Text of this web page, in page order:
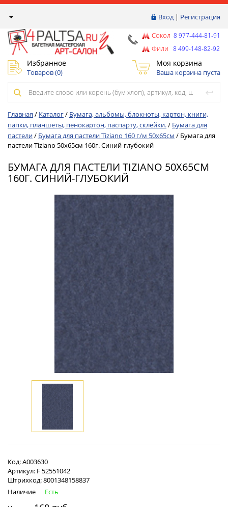
Вход| Регистрация
Сокол 8 977-444-81-91
Фили 8 499-148-82-92
Избранное
Товаров (0)
Моя корзина
Ваша корзина пуста
Главная / Каталог/ Бумага, альбомы, блокноты, картон, книги,
папки, планшеты, пенокартон, паспарту, склейки./ Бумага для
пастели/ Бумага для пастели Tiziano 160 г/м 50х65см / Бумага для
пастели Tiziano 50х65см 160г. Синий-глубокий
БУМАГА ДЛЯ ПАСТЕЛИ TIZIANO 50Х65СМ
160Г. СИНИЙ-ГЛУБОКИЙ
Код:А003630
Артикул: F 52551042
Штрихкод:8001348158837
Наличие
Есть